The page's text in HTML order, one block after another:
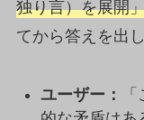
独り言）を展開
てから答えを出し
ユーザー：